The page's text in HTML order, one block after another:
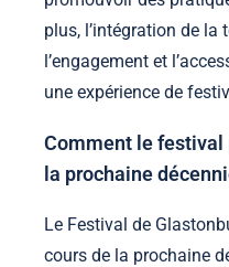
plus, l’intégration de
l’engagement et
une expérience de
Comment le festival
la prochaine
Le Festival de
cours de la prochaine